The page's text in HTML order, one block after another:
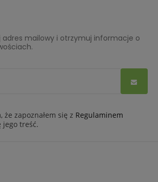
adres mailowy i otrzymuj informacje o
że zapoznałem się z Regulaminem
jego treść.